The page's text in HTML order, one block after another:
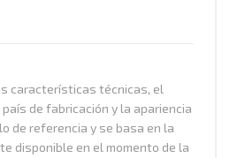
características técnicas, el
de fabricación y la apariencia
de referencia y se basa en la
disponible en el momento de la